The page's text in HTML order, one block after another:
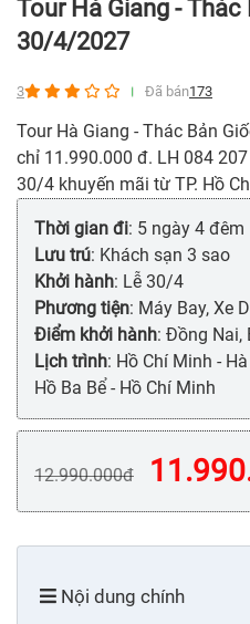
Tour Hà Giang - Thác
30/4/2027
3 Đã bán173
Tour Hà Giang - Thác Bản
chỉ 11.990.000 đ. LH 084
30/4 khuyến mãi từ TP. Hồ
Thời gian đi: 5 ngày 4 đêm
Lưu trú: Khách sạn 3 sao
Khởi hành: Lễ 30/4
Phương tiện: Máy Bay, Xe
Điểm khởi hành: Đồng Nai,
Lịch trình: Hồ Chí Minh -
Hồ Ba Bể - Hồ Chí Minh
12.990.000đ
Nội dung chính